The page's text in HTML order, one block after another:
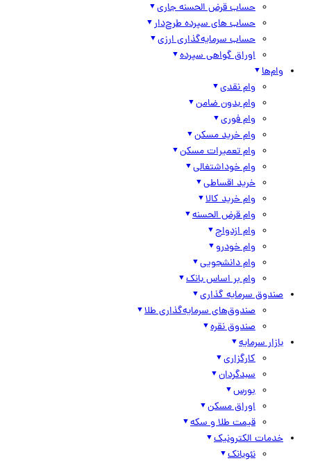
حساب قرض الحسنه جاری
حساب های سپرده طرح‌دار
حساب سرمایه‌گذاری ارزی
اوراق گواهی سپرده
وام‌ها
وام نقدی
وام بدون ضامن
وام فوری
وام خرید مسکن
وام تعمیرات مسکن
وام خوداشتغالی
خرید اقساطی
وام خرید کالا
وام قرض الحسنه
وام ازدواج
وام خودرو
وام دانشجویی
وام بر اساس بانک
صندوق سرمایه گذاری
صندوق‌های سرمایه‌گذاری طلا
صندوق نقره
بازار سرمایه
کارگزاری
سبدگردان
بورس
اوراق مسکن
قیمت طلا و سکه
خدمات الکترونیک
نئوبانک